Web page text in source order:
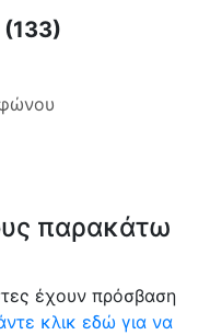
(133)
παρακάτω
έχουν πρόσβαση
κλικ εδώ για να